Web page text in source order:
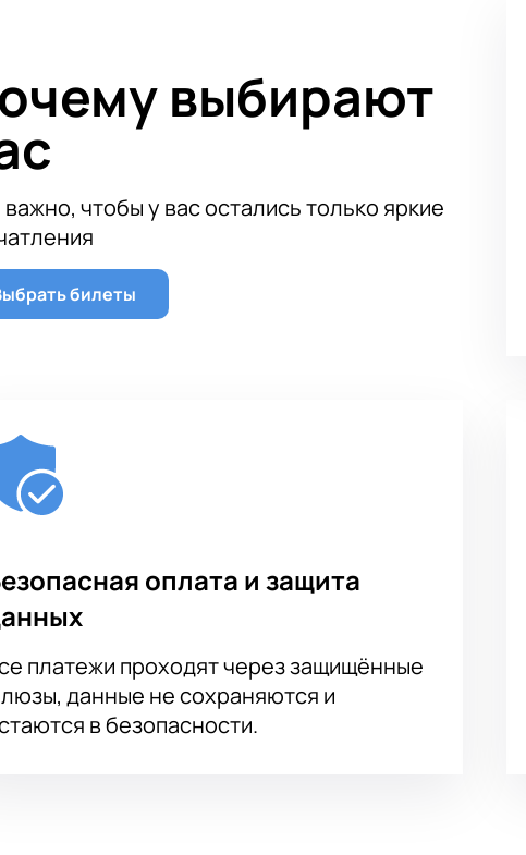
выбирают
чтобы у вас остались только яркие
билеты
оплата и защита
платежи проходят через защищённые
данные не сохраняются и
в безопасности.